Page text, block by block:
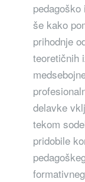
še kako
prihodnje
teoretičnih
delavke
tekom
pridobile